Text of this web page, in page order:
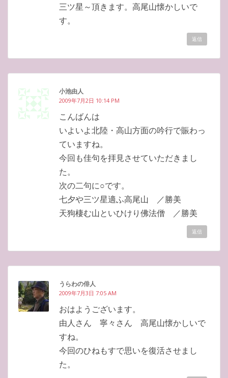
三ツ星～頂きます。高尾山懐かしいで
す。
返信
小池由人
2009年7月2日 10:14 PM
こんばんは
いよいよ北陸・高山方面の吟行で賑わっ
ていますね。
今回も佳句を拝見させていただきまし
た。
次の二句に○です。
七夕や三ツ星適ふ高尾山 ／勝美
天狗棲む山といひけり佛法僧 ／勝美
返信
うらわの俳人
2009年7月3日 7:05 AM
おはようございます。
由人さん 寧々さん 高尾山懐かしいで
すね。
今回のひねもすで思いを復活させまし
た。